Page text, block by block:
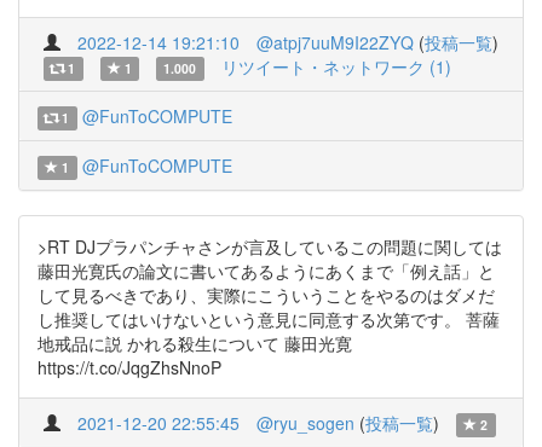
2022-12-14 19:21:10 @atpj7uuM9I22ZYQ (投稿一覧)
1 1 1.000 リツイート・ネットワーク (1)
1 @FunToCOMPUTE
1 @FunToCOMPUTE
>RT DJプラパンチャさンが言及しているこの問題に関しては
藤田光寛氏の論文に書いてあるようにあくまで「例え話」と
して見るべきであり、実際にこういうことをやるのはダメだ
し推奨してはいけないという意見に同意する次第です。 菩薩
地戒品に説 かれる殺生について 藤田光寛
https://t.co/JqgZhsNnoP
2021-12-20 22:55:45 @ryu_sogen (投稿一覧) 2